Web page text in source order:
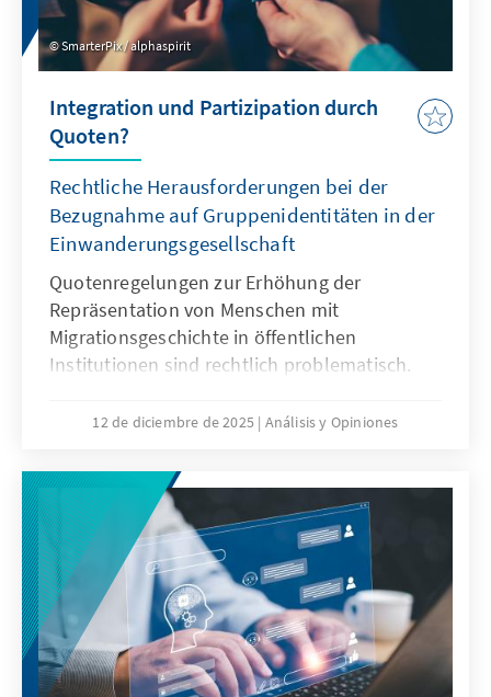
SmarterPix / alphaspirit
Integration und Partizipation durch
Quoten?
Rechtliche Herausforderungen bei der
Bezugnahme auf Gruppenidentitäten in der
Einwanderungsgesellschaft
Quotenregelungen zur Erhöhung der
Repräsentation von Menschen mit
Migrationsgeschichte in öffentlichen
Institutionen sind rechtlich problematisch.
nach Herkunft. Für Quoten zugunsten von
verfassungsrechtliche Grundlage. Das Papier
zeigt: Sonderregelungen für neu
eingewanderte Menschen sind nur zu Beginn
sinnvoll. Später besteht die herausfordernde
Aufgabe der Abgrenzung der Gruppe.
12 de diciembre de 2025 Análisis y Opiniones